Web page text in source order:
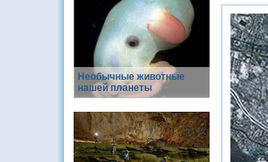
Необычные животные
нашей планеты